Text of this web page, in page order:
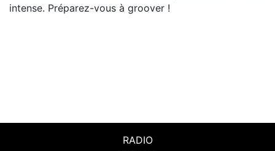
intense. Préparez-vous à groover !
RADIO